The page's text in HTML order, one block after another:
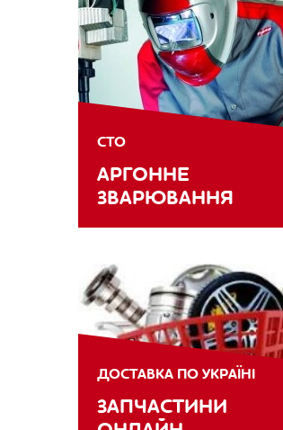
СТО
АРГОННЕ
ЗВАРЮВАННЯ
ДОСТАВКА ПО УКРАЇНІ
ЗАПЧАСТИНИ